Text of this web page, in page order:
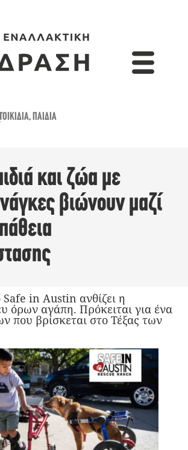
,ΠΑΙΔΙΆ
και ζώα με
βιώνουν μαζί
in Austin ανθίζει η
όρων αγάπη. Πρόκειται για ένα
που βρίσκεται στο Τέξας των